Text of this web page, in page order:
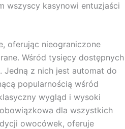
wszyscy kasynowi entuzjaści
oferując nieograniczone
Wśród tysięcy dostępnych
Jedną z nich jest automat do
popularnością wśród
wygląd i wysoki
dla wszystkich
owocówek, oferuje